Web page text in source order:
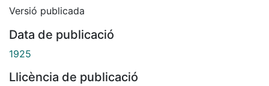
Versió publicada
Data de publicació
1925
Llicència de publicació